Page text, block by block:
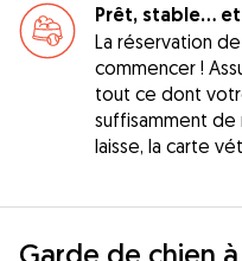
Prêt, stable...
La réservation
commencer !
tout ce dont
suffisamment de
laisse, la carte
Garde de chien